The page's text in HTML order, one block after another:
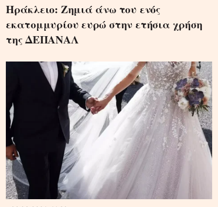
Ηράκλειο: Ζημιά άνω του ενός
εκατομμυρίου ευρώ στην ετήσια χρήση
της ΔΕΠΑΝΑΛ